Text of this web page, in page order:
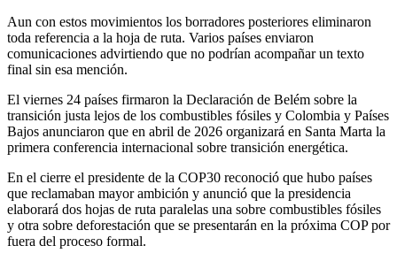
Aun con estos movimientos los borradores posteriores eliminaron
toda referencia a la hoja de ruta. Varios países enviaron
comunicaciones advirtiendo que no podrían acompañar un texto
final sin esa mención.
El viernes 24 países firmaron la Declaración de Belém sobre la
transición justa lejos de los combustibles fósiles y Colombia y Países
Bajos anunciaron que en abril de 2026 organizará en Santa Marta la
primera conferencia internacional sobre transición energética.
En el cierre el presidente de la COP30 reconoció que hubo países
que reclamaban mayor ambición y anunció que la presidencia
elaborará dos hojas de ruta paralelas una sobre combustibles fósiles
y otra sobre deforestación que se presentarán en la próxima COP por
fuera del proceso formal.